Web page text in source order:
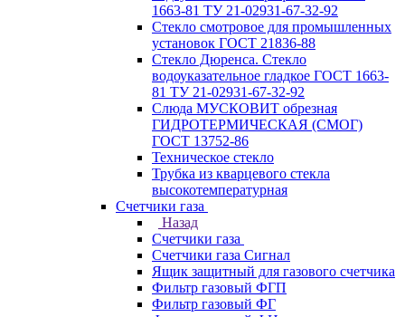
1663-81 ТУ 21-02931-67-32-92
Стекло смотровое для промышленных
установок ГОСТ 21836-88
Стекло Дюренса. Стекло
водоуказательное гладкое ГОСТ 1663-
81 ТУ 21-02931-67-32-92
Слюда МУСКОВИТ обрезная
ГИДРОТЕРМИЧЕСКАЯ (СМОГ)
ГОСТ 13752-86
Техническое стекло
Трубка из кварцевого стекла
высокотемпературная
Счетчики газа
Назад
Счетчики газа
Счетчики газа Сигнал
Ящик защитный для газового счетчика
Фильтр газовый ФГП
Фильтр газовый ФГ